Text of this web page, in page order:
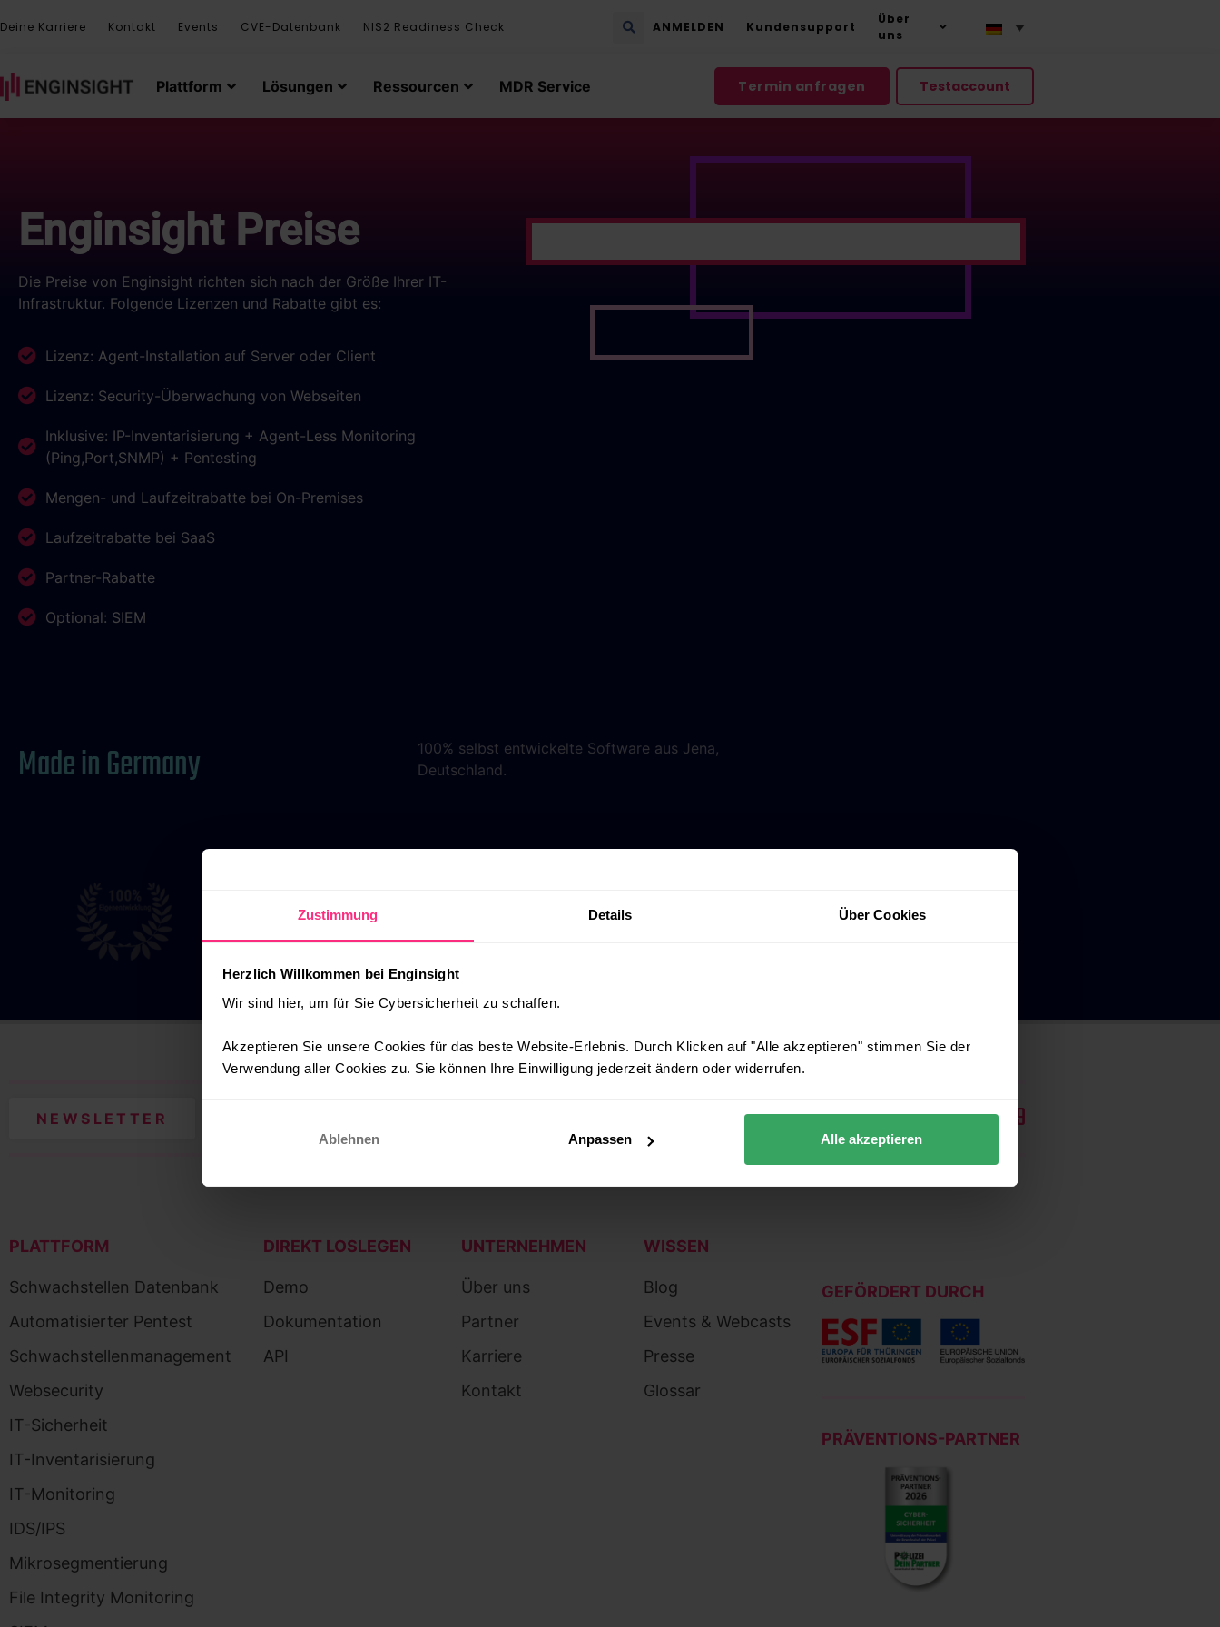
Zustimmung Details Über Cookies
Herzlich Willkommen bei Enginsight
Wir sind hier, um für Sie Cybersicherheit zu schaffen.
Akzeptieren Sie unsere Cookies für das beste Website-Erlebnis. Durch Klicken auf "Alle akzeptieren" stimmen Sie der
Verwendung aller Cookies zu. Sie können Ihre Einwilligung jederzeit ändern oder widerrufen.
Ablehnen Anpassen Alle akzeptieren
Deine Karriere Kontakt Events CVE-Datenbank NIS2 Readiness Check ANMELDEN Kundensupport
Über
uns
Plattform Lösungen Ressourcen MDR Service Termin anfragen Testaccount
Enginsight Preise
Die Preise von Enginsight richten sich nach der Größe Ihrer IT-
Infrastruktur. Folgende Lizenzen und Rabatte gibt es:
Lizenz: Agent-Installation auf Server oder Client
Lizenz: Security-Überwachung von Webseiten
Inklusive: IP-Inventarisierung + Agent-Less Monitoring
(Ping,Port,SNMP) + Pentesting
Mengen- und Laufzeitrabatte bei On-Premises
Laufzeitrabatte bei SaaS
Partner-Rabatte
Optional: SIEM
Made in Germany
100% selbst entwickelte Software aus Jena,
Deutschland.
NEWSLETTER hello@enginsight.com 03641 / 271 87 39
PLATTFORM
Schwachstellen Datenbank
Automatisierter Pentest
Schwachstellenmanagement
Websecurity
IT-Sicherheit
IT-Inventarisierung
IT-Monitoring
IDS/IPS
Mikrosegmentierung
File Integrity Monitoring
DIREKT LOSLEGEN
Demo
Dokumentation
API
UNTERNEHMEN
Über uns
Partner
Karriere
Kontakt
WISSEN
Blog
Events & Webcasts
Presse
Glossar
GEFÖRDERT DURCH
PRÄVENTIONS-PARTNER